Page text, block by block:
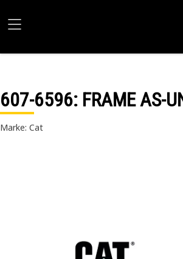
607-6596: FRAME AS-
Marke: Cat